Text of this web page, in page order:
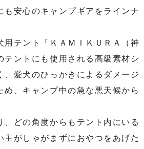
安心のキャンプギアをラインナ
テント「ＫＡＭＩＫＵＲＡ（神
ントにも使用される高級素材シ
愛犬のひっかきによるダメージ
、キャンプ中の急な悪天候から
どの角度からもテント内にいる
がしゃがまずにおやつをあげた